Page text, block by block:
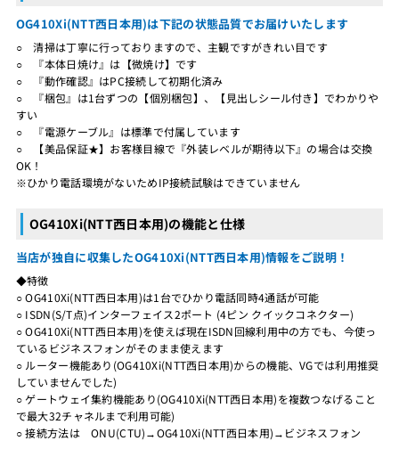
OG410Xi(NTT西日本用)は下記の状態品質でお届けいたします
○ 清掃は丁寧に行っておりますので、主観ですがきれい目です
○ 『本体日焼け』は【微焼け】です
○ 『動作確認』はPC接続して初期化済み
○ 『梱包』は1台ずつの【個別梱包】、【見出しシール付き】でわかりや
すい
○ 『電源ケーブル』は標準で付属しています
○ 【美品保証★】お客様目線で『外装レベルが期待以下』の場合は交換
OK！
※ひかり電話環境がないためIP接続試験はできていません
OG410Xi(NTT西日本用)の機能と仕様
当店が独自に収集したOG410Xi(NTT西日本用)情報をご説明！
◆特徴
○ OG410Xi(NTT西日本用)は1台でひかり電話同時4通話が可能
○ ISDN(S/T点)インターフェイス2ポート (4ピン クイックコネクター)
○ OG410Xi(NTT西日本用)を使えば現在ISDN回線利用中の方でも、今使っ
ているビジネスフォンがそのまま使えます
○ ルーター機能あり(OG410Xi(NTT西日本用)からの機能、VGでは利用推奨
していませんでした)
○ ゲートウェイ集約機能あり(OG410Xi(NTT西日本用)を複数つなげること
で最大32チャネルまで利用可能)
○ 接続方法は ONU(CTU)→OG410Xi(NTT西日本用)→ビジネスフォン